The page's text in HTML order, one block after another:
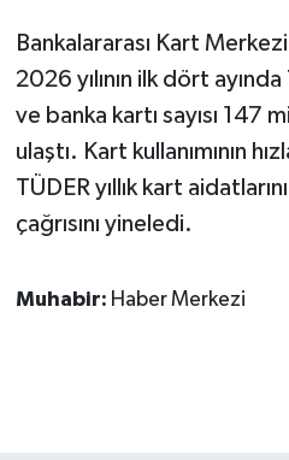
Bankalararası Kart
2026 yılının ilk dört
ve banka kartı sayısı 147
ulaştı. Kart kullanımının
TÜDER yıllık kart
çağrısını yineledi.
Muhabir: Haber Merkezi